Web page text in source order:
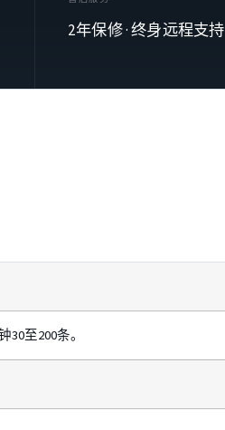
2年保修 · 终身远程支持
至200条。